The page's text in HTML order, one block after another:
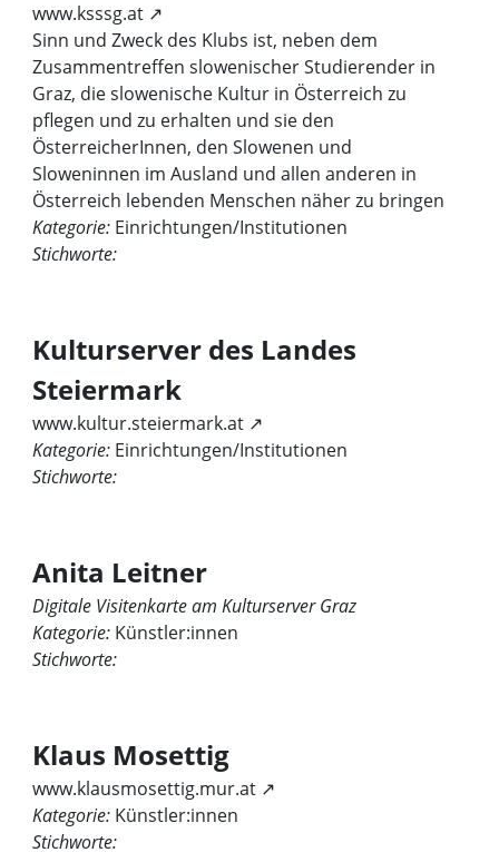
www.ksssg.at ↗
Sinn und Zweck des Klubs ist, neben dem
Zusammentreffen slowenischer Studierender in
Graz, die slowenische Kultur in Österreich zu
pflegen und zu erhalten und sie den
ÖsterreicherInnen, den Slowenen und
Sloweninnen im Ausland und allen anderen in
Österreich lebenden Menschen näher zu bringen
Kategorie: Einrichtungen/Institutionen
Stichworte:
Kulturserver des Landes
Steiermark
www.kultur.steiermark.at ↗
Kategorie: Einrichtungen/Institutionen
Stichworte:
Anita Leitner
Digitale Visitenkarte am Kulturserver Graz
Kategorie: Künstler:innen
Stichworte:
Klaus Mosettig
www.klausmosettig.mur.at ↗
Kategorie: Künstler:innen
Stichworte: